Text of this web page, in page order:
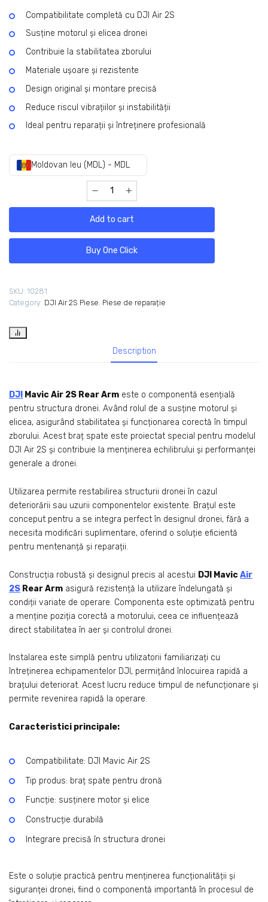
Compatibilitate completă cu DJI Air 2S
Susține motorul și elicea dronei
Contribuie la stabilitatea zborului
Materiale ușoare și rezistente
Design original și montare precisă
Reduce riscul vibrațiilor și instabilității
Ideal pentru reparații și întreținere profesională
Moldovan leu (MDL) - MDL
Add to cart
Buy One Click
SKU: 10281
Category: DJI Air 2S Piese, Piese de reparație
Description
DJI Mavic Air 2S Rear Arm este o componentă esențială
pentru structura dronei. Având rolul de a susține motorul și
elicea, asigurând stabilitatea și funcționarea corectă în timpul
zborului. Acest braț spate este proiectat special pentru modelul
DJI Air 2S și contribuie la menținerea echilibrului și performanței
generale a dronei.
Utilizarea permite restabilirea structurii dronei în cazul
deteriorării sau uzurii componentelor existente. Brațul este
conceput pentru a se integra perfect în designul dronei, fără a
necesita modificări suplimentare, oferind o soluție eficientă
pentru mentenanță și reparații.
Construcția robustă și designul precis al acestui DJI MavicAir
2S Rear Arm asigură rezistență la utilizare îndelungată și
condiții variate de operare. Componenta este optimizată pentru
a menține poziția corectă a motorului, ceea ce influențează
direct stabilitatea în aer și controlul dronei.
Instalarea este simplă pentru utilizatorii familiarizați cu
întreținerea echipamentelor DJI, permițând înlocuirea rapidă a
brațului deteriorat. Acest lucru reduce timpul de nefuncționare și
permite revenirea rapidă la operare.
Caracteristici principale:
Compatibilitate: DJI Mavic Air 2S
Tip produs: braț spate pentru dronă
Funcție: susținere motor și elice
Construcție durabilă
Integrare precisă în structura dronei
Este o soluție practică pentru menținerea funcționalității și
siguranței dronei, fiind o componentă importantă în procesul de